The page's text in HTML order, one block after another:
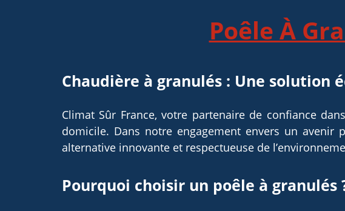
Poêle À
Chaudière à granulés : Une solution
Climat Sûr France, votre partenaire de confiance
domicile. Dans notre engagement envers un avenir
alternative innovante et respectueuse de
Pourquoi choisir un poêle à granulés